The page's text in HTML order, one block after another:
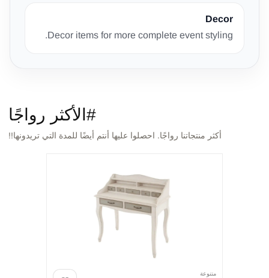
Decor
Decor items for more complete event styling.
#الأكثر رواجًا
أكثر منتجاتنا رواجًا. احصلوا عليها أنتم أيضًا للمدة التي تريدونها!!
متنوعة